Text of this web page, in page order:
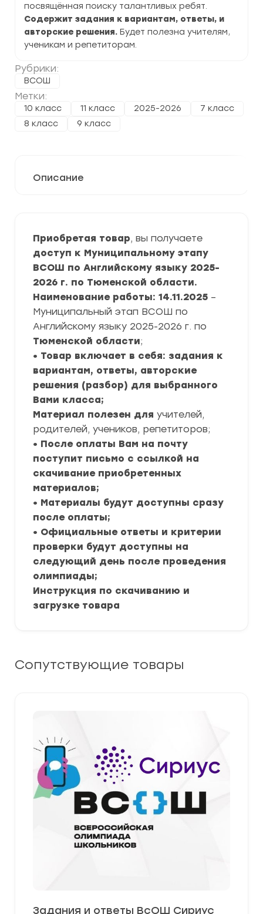
посвящённая поиску талантливых ребят.
Содержит задания к вариантам, ответы, и
авторские решения. Будет полезна учителям,
ученикам и репетиторам.
Рубрики:
ВСОШ
Метки:
10 класс 11 класс 2025-2026
7 класс
8 класс
9 класс
Описание
Приобретая товар, вы получаете
доступ к Муниципальному этапу
ВСОШ по Английскому языку 2025-
2026 г. по Тюменской области.
Наименование работы: 14.11.2025 –
Муниципальный этап ВСОШ по
Английскому языку 2025-2026 г. по
Тюменской области;
• Товар включает в себя: задания к
вариантам, ответы, авторские
решения (разбор) для выбранного
Вами класса;
Материал полезен для учителей,
родителей, учеников, репетиторов;
• После оплаты Вам на почту
поступит письмо с ссылкой на
скачивание приобретенных
материалов;
• Материалы будут доступны сразу
после оплаты;
• Официальные ответы и критерии
проверки будут доступны на
следующий день после проведения
олимпиады;
Инструкция по скачиванию и
загрузке товара
Сопутствующие товары
Задания и ответы ВсОШ Сириус